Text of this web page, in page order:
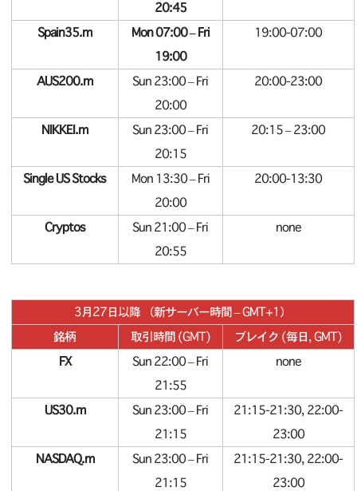
20:45
Spain35.m
Mon 07:00 – Fri
19:00
19:00-07:00
AUS200.m
Sun 23:00 – Fri
20:00
20:00-23:00
NIKKEI.m
Sun 23:00 – Fri
20:15
20:15 – 23:00
Single US Stocks
Mon 13:30 – Fri
20:00
20:00-13:30
Cryptos
Sun 21:00 – Fri
20:55
none
3月27日以降 （新サーバー時間 – GMT+1）
銘柄
取引時間 (GMT)
ブレイク (毎日, GMT)
FX
Sun 22:00 – Fri
21:55
none
US30.m
Sun 23:00 – Fri
21:15
21:15-21:30, 22:00-
23:00
NASDAQ.m
Sun 23:00 – Fri
21:15
21:15-21:30, 22:00-
23:00